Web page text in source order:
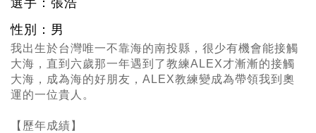
性別：男
我出生於台灣唯一不靠海的南投縣，很少有機會能接觸
大海，直到六歲那一年遇到了教練ALEX才漸漸的接觸
大海，成為海的好朋友，ALEX教練變成為帶領我到奧
運的一位貴人。
【歷年成績】